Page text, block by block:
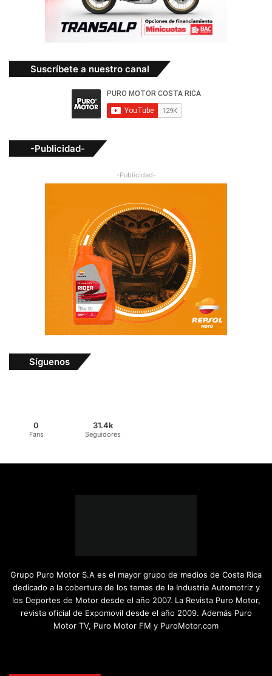
Suscríbete a nuestro canal
-Publicidad-
-Publicidad-
Síguenos
0
Fans
31.4k
Seguidores
Grupo Puro Motor S.A es el mayor grupo de medios de Costa Rica
dedicado a la cobertura de los temas de la Industria Automotriz y
los Deportes de Motor desde el año 2007. La Revista Puro Motor,
revista oficial de Expomovil desde el año 2009. Además Puro
Motor TV, Puro Motor FM y PuroMotor.com